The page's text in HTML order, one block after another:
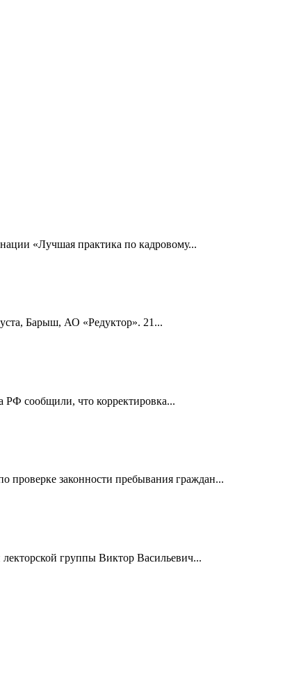
«Лучшая практика по кадровому...
Барыш, АО «Редуктор». 21...
РФ сообщили, что корректировка...
законности пребывания граждан...
группы Виктор Васильевич...